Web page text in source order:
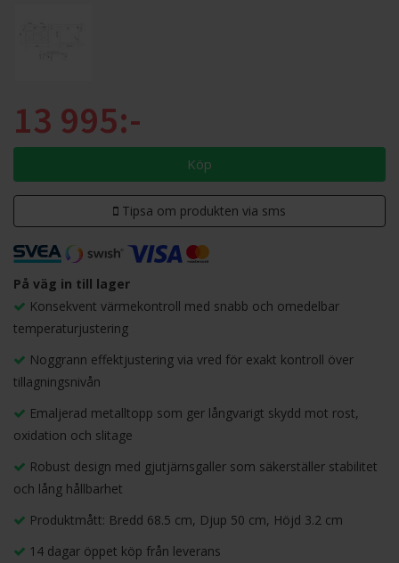
13 995:-
Köp
Tipsa om produkten via sms
På väg in till lager
Konsekvent värmekontroll med snabb och omedelbar
temperaturjustering
Noggrann effektjustering via vred för exakt kontroll över
tillagningsnivån
Emaljerad metalltopp som ger långvarigt skydd mot rost,
oxidation och slitage
Robust design med gjutjärnsgaller som säkerställer stabilitet
och lång hållbarhet
Produktmått: Bredd 68.5 cm, Djup 50 cm, Höjd 3.2 cm
14 dagar öppet köp från leverans